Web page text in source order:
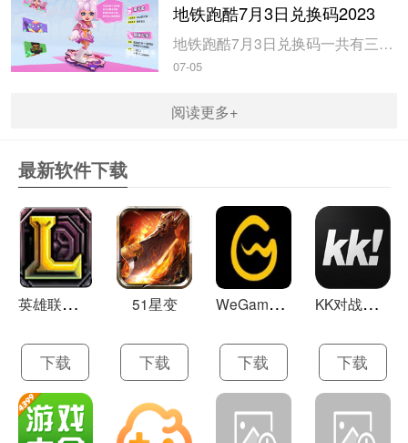
地铁跑酷7月3日兑换码2023
地铁跑酷7月3日兑换码一共有三个，玩家使用以后即可获得大量的钥匙和金币，米葫芦小编带来地铁跑酷7月3日兑换码2023，一起来看看吧。地铁跑酷7月3日兑换码20231、兑换码：FANBOOK地铁社区七十万人福利2、兑换码：FANBOOK7服十万人福利3、兑换码：FANBOOK地铁跑酷二十万人福4、玩...
07-05
阅读更多+
最新软件下载
英
雄联盟LOL 13.21
下载
51星变
下载
W
eGame(腾讯游戏平台TGP) 5.10.19.1000
下载
K
K对战平台 1.0.1
下载